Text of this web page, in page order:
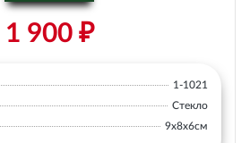
1 900 ₽
1-1021
Стекло
9х8х6см